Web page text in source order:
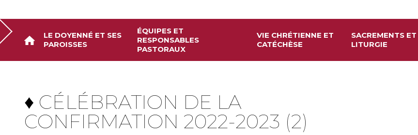
LE DOYENNÉ ET SES
PAROISSES
ÉQUIPES ET
RESPONSABLES
PASTORAUX
VIE CHRÉTIENNE ET
CATÉCHÈSE
SACREMENTS ET
LITURGIE
♦ CÉLÉBRATION DE LA
CONFIRMATION 2022-2023 (2)